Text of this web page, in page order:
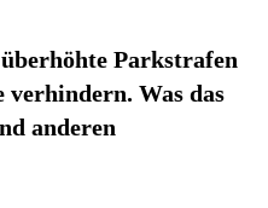
Parkstrafen
verhindern. Was das
anderen